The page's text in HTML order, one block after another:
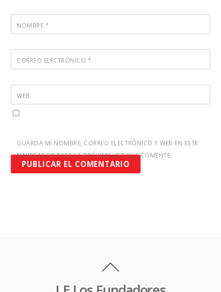
NOMBRE *
CORREO ELECTRÓNICO *
WEB
GUARDA MI NOMBRE, CORREO ELECTRÓNICO Y WEB EN ESTE
NAVEGADOR PARA LA PRÓXIMA VEZ QUE COMENTE.